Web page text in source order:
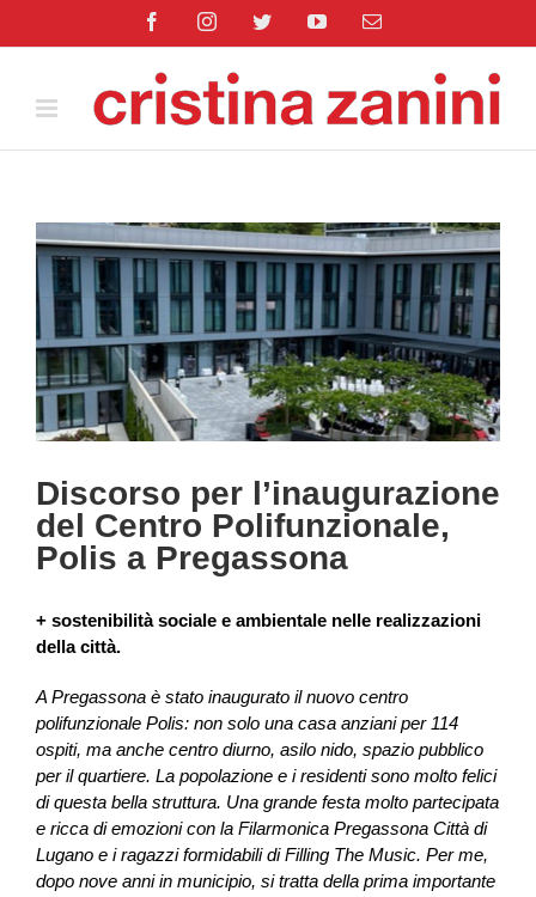
FacebookInstagramTwitterYouTubeEmail
Ingrandisci
immagine
Discorso per l’inaugurazione
del Centro Polifunzionale,
Polis a Pregassona
+ sostenibilità sociale e ambientale nelle realizzazioni
della città.
A Pregassona è stato inaugurato il nuovo centro
polifunzionale Polis: non solo una casa anziani per 114
ospiti, ma anche centro diurno, asilo nido, spazio pubblico
per il quartiere. La popolazione e i residenti sono molto felici
di questa bella struttura. Una grande festa molto partecipata
e ricca di emozioni con la Filarmonica Pregassona Città di
Lugano e i ragazzi formidabili di Filling The Music. Per me,
dopo nove anni in municipio, si tratta della prima importante